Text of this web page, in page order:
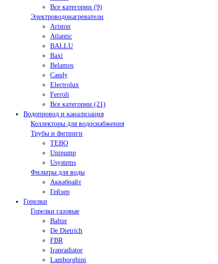
Все категории (9)
Электроводонагреватели
Ariston
Atlantic
BALLU
Baxi
Belamos
Candy
Electrolux
Ferroli
Все категории (21)
Водопровод и канализация
Коллекторы для водоснабжения
Трубы и фитинги
TEBO
Unipump
Usystems
Фильтры для воды
Аквабрайт
Гейзер
Горелки
Горелки газовые
Baltur
De Dietrich
FBR
Iranradiator
Lamborghini